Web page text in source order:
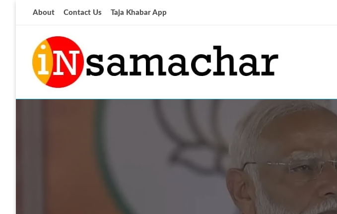
About Contact Us Taja Khabar App
आज की ताजा खबर